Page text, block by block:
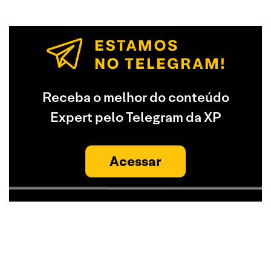
Receba o melhor do conteúdo
Expert pelo Telegram da XP
Acessar